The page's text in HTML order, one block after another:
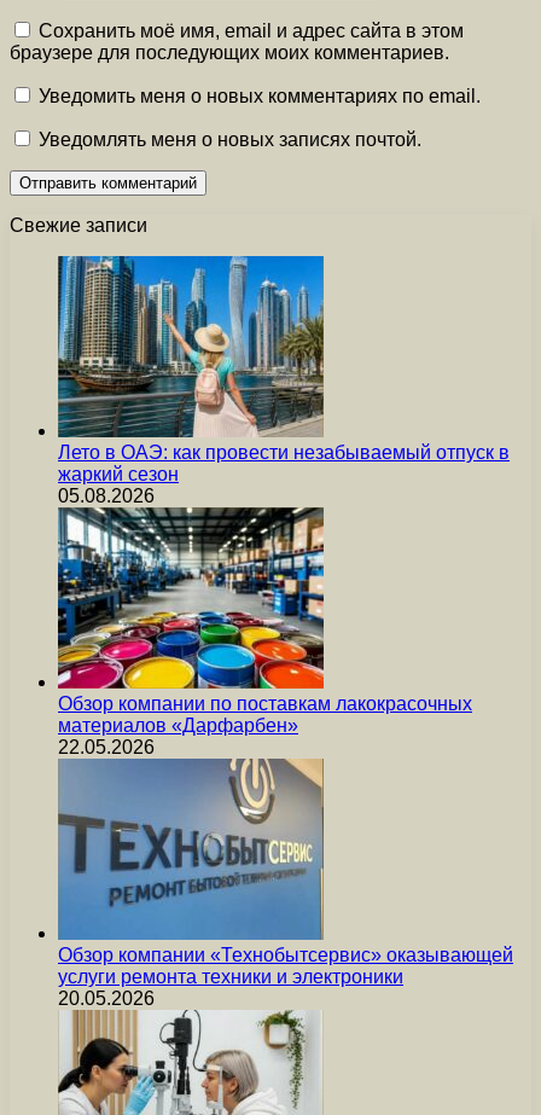
Сохранить моё имя, email и адрес сайта в этом
браузере для последующих моих комментариев.
Уведомить меня о новых комментариях по email.
Уведомлять меня о новых записях почтой.
Свежие записи
Лето в ОАЭ: как провести незабываемый отпуск в
жаркий сезон
05.08.2026
Обзор компании по поставкам лакокрасочных
материалов «Дарфарбен»
22.05.2026
Обзор компании «Технобытсервис» оказывающей
услуги ремонта техники и электроники
20.05.2026